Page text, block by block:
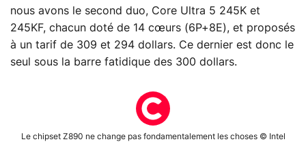
nous avons le second duo, Core Ultra 5 245K et
245KF, chacun doté de 14 cœurs (6P+8E), et proposés
à un tarif de 309 et 294 dollars. Ce dernier est donc le
seul sous la barre fatidique des 300 dollars.
Le chipset Z890 ne change pas fondamentalement les choses © Intel